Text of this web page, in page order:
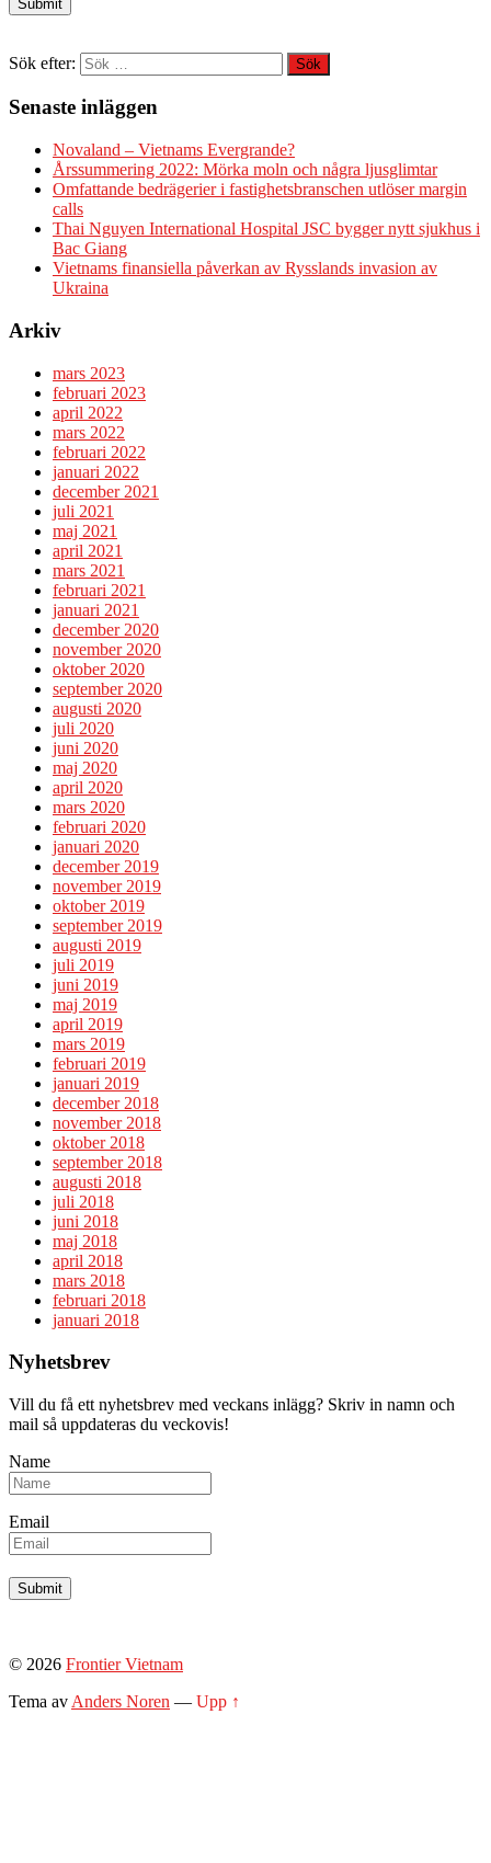
Sök efter:
Senaste inläggen
Novaland – Vietnams Evergrande?
Årssummering 2022: Mörka moln och några ljusglimtar
Omfattande bedrägerier i fastighetsbranschen utlöser margin
calls
Thai Nguyen International Hospital JSC bygger nytt sjukhus i
Bac Giang
Vietnams finansiella påverkan av Rysslands invasion av
Ukraina
Arkiv
mars 2023
februari 2023
april 2022
mars 2022
februari 2022
januari 2022
december 2021
juli 2021
maj 2021
april 2021
mars 2021
februari 2021
januari 2021
december 2020
november 2020
oktober 2020
september 2020
augusti 2020
juli 2020
juni 2020
maj 2020
april 2020
mars 2020
februari 2020
januari 2020
december 2019
november 2019
oktober 2019
september 2019
augusti 2019
juli 2019
juni 2019
maj 2019
april 2019
mars 2019
februari 2019
januari 2019
december 2018
november 2018
oktober 2018
september 2018
augusti 2018
juli 2018
juni 2018
maj 2018
april 2018
mars 2018
februari 2018
januari 2018
Nyhetsbrev
Vill du få ett nyhetsbrev med veckans inlägg? Skriv in namn och
mail så uppdateras du veckovis!
Name
Email
© 2026 Frontier Vietnam
Tema av Anders Noren — Upp ↑